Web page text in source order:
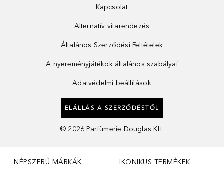
Kapcsolat
Alternatív vitarendezés
Általános Szerződési Feltételek
A nyereményjátékok általános szabályai
Adatvédelmi beállítások
ELÁLLÁS A SZERZŐDÉSTŐL
© 2026 Parfümerie Douglas Kft.
NÉPSZERŰ MÁRKÁK IKONIKUS TERMÉKEK